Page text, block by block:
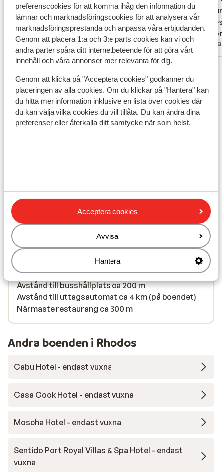
preferenscookies för att komma ihåg den information du
lämnar och marknadsföringscookies för att analysera vår
marknadsföringsprestanda och anpassa våra erbjudanden.
Genom att placera 1:a och 3:e parts cookies kan vi och
andra parter spåra ditt internetbeteende för att göra vårt
innehåll och våra annonser mer relevanta för dig.
Genom att klicka på "Acceptera cookies" godkänner du
placeringen av alla cookies. Om du klickar på "Hantera" kan
du hitta mer information inklusive en lista över cookies där
du kan välja vilka cookies du vill tillåta. Du kan ändra dina
preferenser eller återkalla ditt samtycke när som helst.
Acceptera cookies
Avvisa
Hantera
gulvet på mini-bar køleskabet. Mosaik
fliser i “adult” poolen manglede mange
steder og lå løst på poolbunden og gav
skarpe kanter. A/C på værelse stod af på
dag 3 og de kunne ikke reparere det, men
opgaven var givet videre til resortets
manager, hvorefter ingenting skete,
tiltrods for 2 henvendelser. Fik dog selv
gang i det efter at have slået strømmen
fra/til et par gange på el-relæet. Havde
gulvet på min... mer
Översätt till svenska
Anonym
Partner
Petit
(pas
Läge
I området
Avstånd till stranden ca 100 m (kiselstenstrand,
solstolar (kostnadsfritt) , parasoll (kostnadsfritt)
Avstånd till centrum: ca 4 km, rhodes är ca 45 km,
prassonissi är ca 46 km
Avstånd till flygplats ca 49 km
Avstånd till busshållplats ca 200 m
Avstånd till uttagsautomat ca 4 km (på boendet)
Närmaste restaurang ca 300 m
Andra boenden i Rhodos
Cabu Hotel - endast vuxna
Casa Cook Hotel - endast vuxna
Moscha Hotel - endast vuxna
Sentido Port Royal Villas & Spa Hotel - endast
vuxna